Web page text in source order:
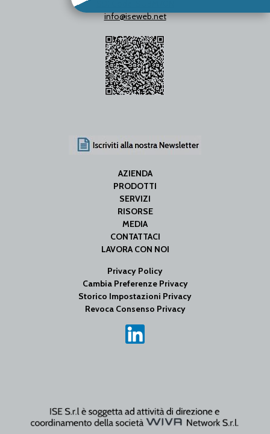
info@iseweb.net
AZIENDA
PRODOTTI
SERVIZI
RISORSE
MEDIA
CONTATTACI
LAVORA CON NOI
Privacy Policy
Cambia Preferenze Privacy
Storico Impostazioni Privacy
Revoca Consenso Privacy